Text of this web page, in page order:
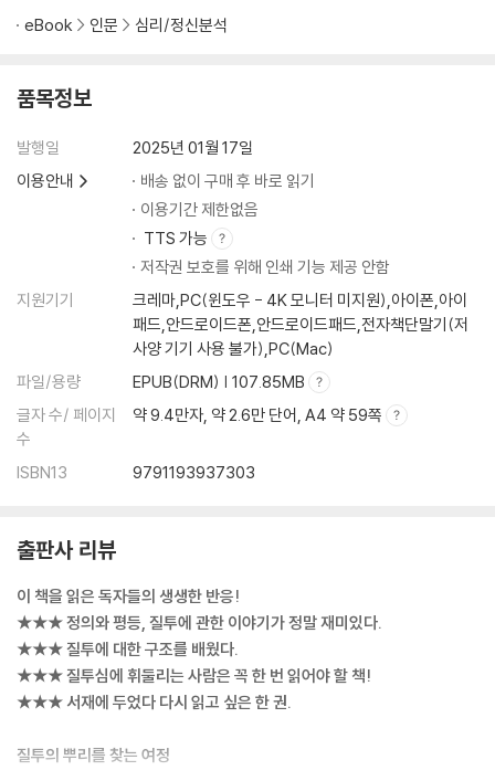
(르네 지라르 ‘욕망의 삼각형’ | 과시와 자랑에 대한 고찰)
(자랑을 피하는 방법 | 선물을 동반하는 과시)
‘통 큰 사람’과 ‘통 작은 사람’ ─ 아리스토텔레스
(사치에 대해서 | 사치 논쟁 | ‘과시적 여가’와 ‘과시적 소비’)
-과시적 민주화와 과시자의 고독
-현대인을 지배하는 ‘타인 지향적 성격’ ─ 데이비드 리스먼
(소셜미디어 시대의 과시 | 사적인 일들이 노출되는 시대)
-‘진정성’에 대한 문제
-과시와 자본주의의 관계
제4장 질투·정의·공산주의
-정의와 질투
-원초적 입장에서 배제된 질투
(제80절 질투 문제 / 제81절 질투와 평등)
-‘정의라는 지옥’ ─ 고자카이 도시아키의 비판
-슬로베니아의 한 농부 이야기 ─ 슬라보예 지젝의 비판
(격차의 감소가 질투를 부른다 | 질투는 장소를 가리지 않는다)
(약자의 정의)
eBook 인문 심리/정신분석
품목정보
발행일
2025년 01월 17일
이용안내
배송 없이 구매 후 바로 읽기
이용기간 제한없음
TTS 가능
저작권 보호를 위해 인쇄 기능 제공 안함
지원기기
크레마,PC(윈도우 - 4K 모니터 미지원),아이폰,아이
패드,안드로이드폰,안드로이드패드,전자책단말기(저
사양 기기 사용 불가),PC(Mac)
파일/용량
EPUB(DRM) | 107.85MB
글자 수/ 페이지
수
약 9.4만자, 약 2.6만 단어, A4 약 59쪽
ISBN13 9791193937303
출판사 리뷰
이 책을 읽은 독자들의 생생한 반응!
★★★ 정의와 평등, 질투에 관한 이야기가 정말 재미있다.
★★★ 질투에 대한 구조를 배웠다.
★★★ 질투심에 휘둘리는 사람은 꼭 한 번 읽어야 할 책!
★★★ 서재에 두었다 다시 읽고 싶은 한 권.
질투의 뿌리를 찾는 여정